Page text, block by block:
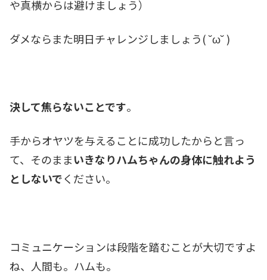
や真横からは避けましょう）
ダメならまた明日チャレンジしましょう( ˘ω˘ )
決して焦らないことです。
手からオヤツを与えることに成功したからと言っ
て、そのままいきなりハムちゃんの身体に触れよう
としないでください。
コミュニケーションは段階を踏むことが大切ですよ
ね、人間も。ハムも。